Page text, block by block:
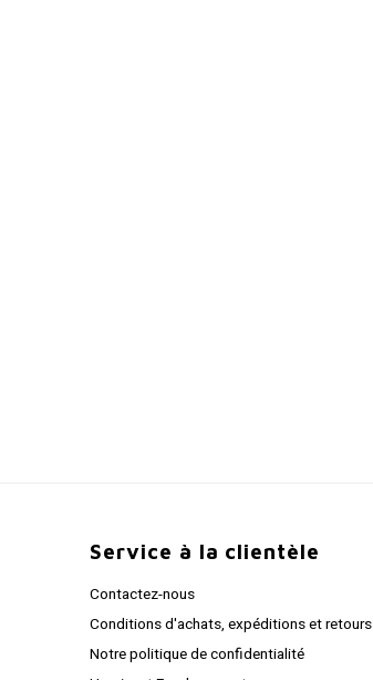
Service à la clientèle
Contactez-nous
Conditions d'achats, expéditions et retours
Notre politique de confidentialité